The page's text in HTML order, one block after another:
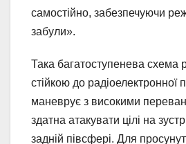
самостійно, забезпечуючи
забули».
Така багатоступенева схема
стійкою до радіоелектронної
маневрує з високими
здатна атакувати цілі на
задній півсфері. Для